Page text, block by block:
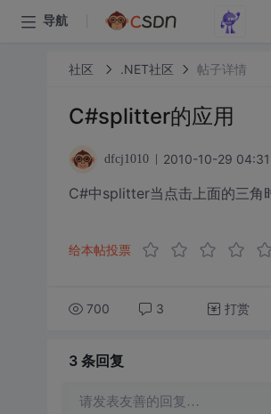
导航
社区 .NET社区 帖子详情
C#splitter的应用
dfcj1010 2010-10-29
C#中splitter当点击上面的三角
给本帖投票
700 3 打赏
3 条回复
请发表友善的回复…